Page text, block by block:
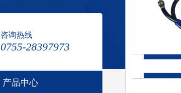
咨询热线
0755-28397973
产品中心